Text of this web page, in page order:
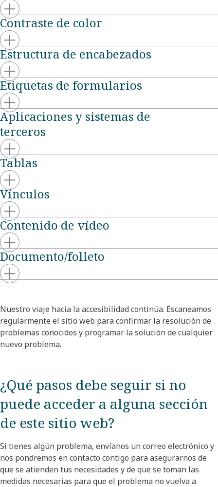
Contraste de color
Estructura de encabezados
Etiquetas de formularios
Aplicaciones y sistemas de
terceros
Tablas
Vínculos
Contenido de vídeo
Documento/folleto
Nuestro viaje hacia la accesibilidad continúa. Escaneamos
regularmente el sitio web para confirmar la resolución de
problemas conocidos y programar la solución de cualquier
nuevo problema.
¿Qué pasos debe seguir si no
puede acceder a alguna sección
de este sitio web?
Si tienes algún problema, envíanos un correo electrónico y
nos pondremos en contacto contigo para asegurarnos de
que se atienden tus necesidades y de que se toman las
medidas necesarias para que el problema no vuelva a